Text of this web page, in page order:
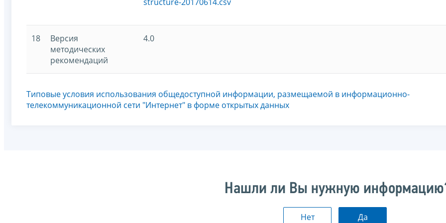
18
Версия
методических
рекомендаций
4.0
Типовые условия использования общедоступной информации, размещаемой в информационно-
телекоммуникационной сети "Интернет" в форме открытых данных
Нашли ли Вы нужную
Нет Да